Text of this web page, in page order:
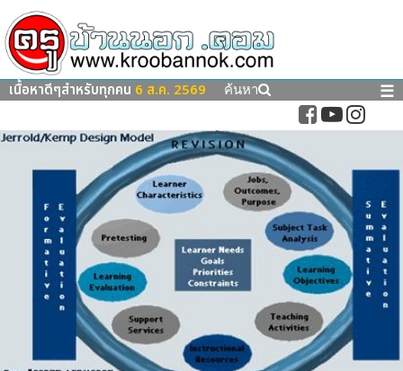
เนื้อหาดีๆสำหรับทุกคน 6 ส.ค. 2569 ค้นหา ☰